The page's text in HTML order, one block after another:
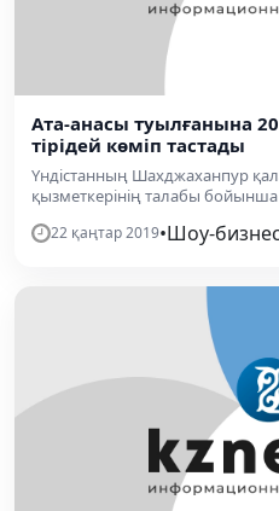
Ата-анасы туылғанына
тірідей көміп тастады
Үндістанның Шахджаханпур
қызметкерінің талабы бойынша
22 қаңтар 2019•Шоу-бизнес